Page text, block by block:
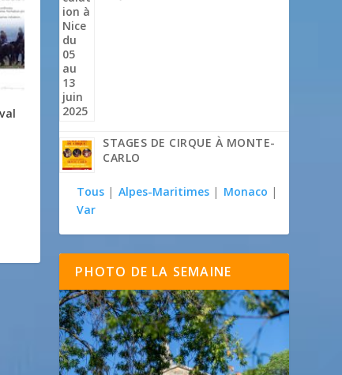
STAGES DE CIRQUE À MONTE-
CARLO
Tous | Alpes-Maritimes | Monaco |
Var
PHOTO DE LA SEMAINE